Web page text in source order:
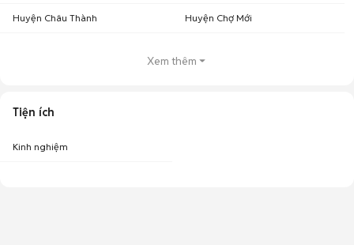
Huyện Châu Thành Huyện Chợ Mới
Xem thêm
Tiện ích
Kinh nghiệm